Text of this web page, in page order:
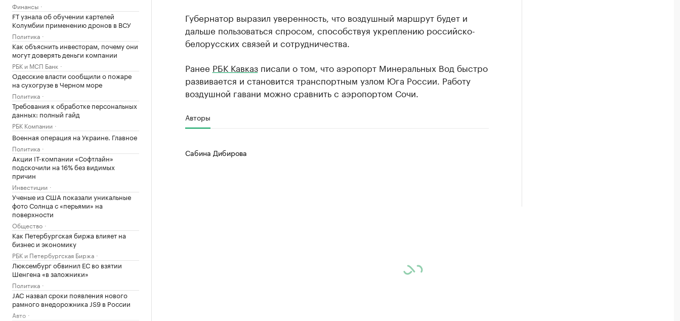
Финансы
FT узнала об обучении картелей
Колумбии применению дронов в ВСУ
Политика
Как объяснить инвесторам, почему они
могут доверять деньги компании
РБК и МСП Банк
Одесские власти сообщили о пожаре
на сухогрузе в Черном море
Политика
Требования к обработке персональных
данных: полный гайд
РБК Компании
Военная операция на Украине. Главное
Политика
Акции IT-компании «Софтлайн»
подскочили на 16% без видимых
причин
Инвестиции
Ученые из США показали уникальные
фото Солнца с «перьями» на
поверхности
Общество
Как Петербургская биржа влияет на
бизнес и экономику
РБК и Петербургская Биржа
Люксембург обвинил ЕС во взятии
Шенгена «в заложники»
Политика
JAC назвал сроки появления нового
рамного внедорожника JS9 в России
Авто
Губернатор выразил уверенность, что воздушный маршрут будет и
дальше пользоваться спросом, способствуя укреплению российско-
белорусских связей и сотрудничества.
Ранее РБК Кавказписали о том, что аэропорт Минеральных Вод быстро
развивается и становится транспортным узлом Юга России. Работу
воздушной гавани можно сравнить с аэропортом Сочи.
Авторы
Сабина Дибирова